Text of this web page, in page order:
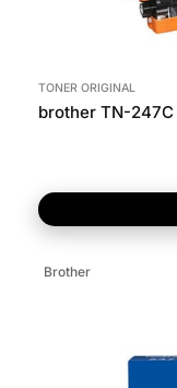
TONER ORIGINAL
Brother